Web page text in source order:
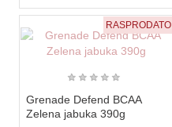
RASPRODATO
★ ★ ★ ★ ★
Grenade Defend BCAA
Zelena jabuka 390g